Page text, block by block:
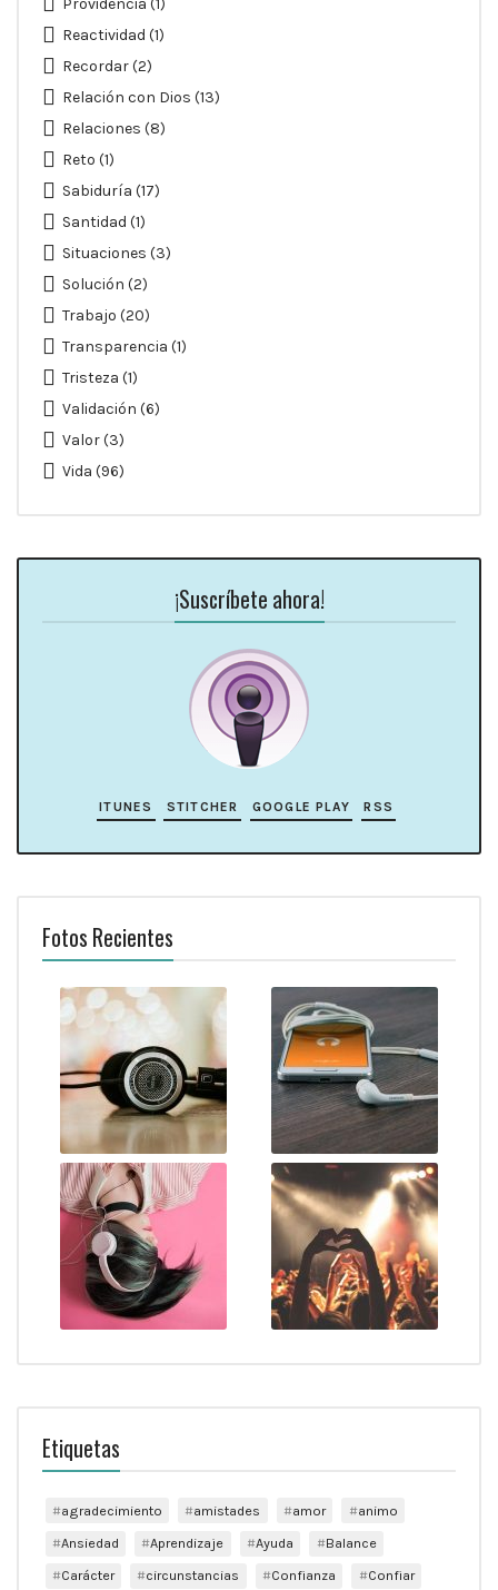
Providencia (1)
Reactividad (1)
Recordar(2)
Relación con Dios (13)
Relaciones (8)
Reto (1)
Sabiduría (17)
Santidad (1)
Situaciones (3)
Solución (2)
Trabajo (20)
Transparencia (1)
Tristeza (1)
Validación (6)
Valor(3)
Vida (96)
¡Suscríbete ahora!
ITUNES STITCHER GOOGLE PLAY RSS
Fotos Recientes
Etiquetas
agradecimiento amistades amor
animo
Ansiedad
Aprendizaje Ayuda
Balance
Carácter
circunstancias Confianza
Confiar